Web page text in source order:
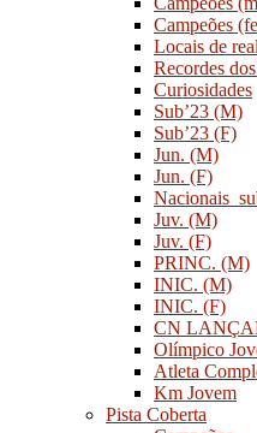
Campeões
Locais de
Recordes
Curiosidades
Sub’23 (M)
Sub’23 (F)
Jun. (M)
Jun. (F)
Juv. (M)
Juv. (F)
PRINC. (M)
INIC. (M)
INIC. (F)
CN
Olímpico
Atleta
Km Jovem
Pista Coberta